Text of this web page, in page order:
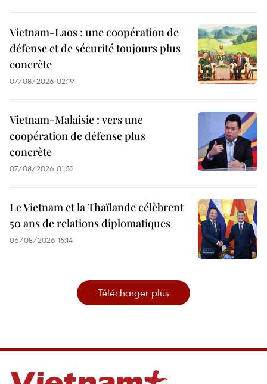
Vietnam-Laos : une coopération de
défense et de sécurité toujours plus
concrète
07/08/2026 02:19
Vietnam-Malaisie : vers une
coopération de défense plus
concrète
07/08/2026 01:52
Le Vietnam et la Thaïlande célèbrent
50 ans de relations diplomatiques
06/08/2026 15:14
Télécharger plus